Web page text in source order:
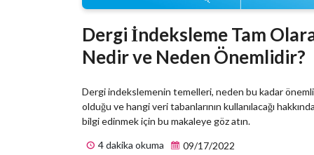
Dergi İndeksleme Tam
Nedir ve Neden Önemlidir?
Dergi indekslemenin temelleri, neden bu kadar önemli
olduğu ve hangi veri tabanlarının kullanılacağı hakkında
bilgi edinmek için bu makaleye göz atın.
4 dakika okuma
09/17/2022